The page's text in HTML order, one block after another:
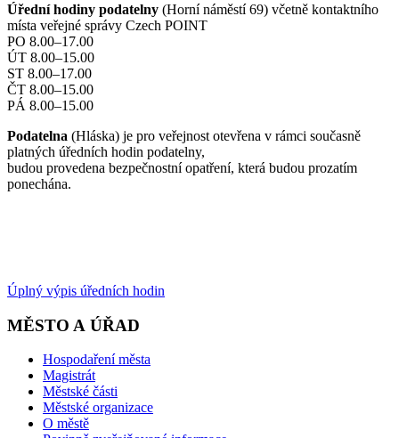
Úřední hodiny podatelny (Horní náměstí 69) včetně kontaktního
místa veřejné správy Czech POINT
PO 8.00–17.00
ÚT 8.00–15.00
ST 8.00–17.00
ČT 8.00–15.00
PÁ 8.00–15.00
Podatelna (Hláska) je pro veřejnost otevřena v rámci současně
platných úředních hodin podatelny,
budou provedena bezpečnostní opatření, která budou prozatím
ponechána.
Úplný výpis úředních hodin
MĚSTO A ÚŘAD
Hospodaření města
Magistrát
Městské části
Městské organizace
O městě